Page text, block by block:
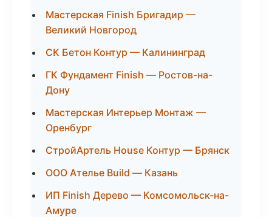
Мастерская Finish Бригадир —
Великий Новгород
СК Бетон Контур — Калининград
ГК Фундамент Finish — Ростов-на-
Дону
Мастерская Интерьер Монтаж —
Оренбург
СтройАртель House Контур — Брянск
ООО Ателье Build — Казань
ИП Finish Дерево — Комсомольск-на-
Амуре